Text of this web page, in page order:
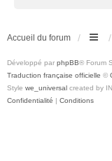
Accueil du forum
Développé par phpBB® Forum
Traduction française officielle ©
Style we_universal created by
Confidentialité | Conditions